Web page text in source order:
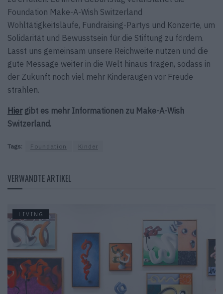
Foundation Make-A-Wish Switzerland
Wohltätigkeitsläufe, Fundraising-Partys und Konzerte, um
Solidarität und Bewusstsein für die Stiftung zu fördern.
Lasst uns gemeinsam unsere Reichweite nutzen und die
gute Message weiter in die Welt hinaus tragen, sodass in
der Zukunft noch viel mehr Kinderaugen vor Freude
strahlen.
Hiergibt es mehr Informationen zu Make-A-Wish
Switzerland.
Tags: Foundation Kinder
VERWANDTE ARTIKEL
LIVING